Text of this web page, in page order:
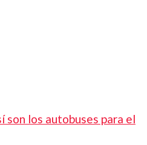
son los autobuses para el